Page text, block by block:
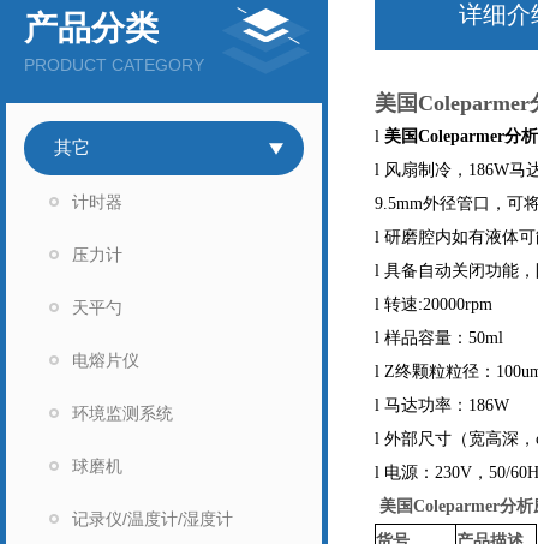
产品分类
PRODUCT CATEGORY
其它
计时器
压力计
天平勺
电熔片仪
环境监测系统
球磨机
记录仪/温度计/湿度计
详细介
美国
l 美国Coleparmer分
l 风扇制冷，186W马
9.5mm外径管口，可
l 研磨腔内如有液体
l 具备自动关闭功能
l 转速:20000rpm
l 样品容量：50ml
l Z终颗粒粒径：
l 马达功率：186W
l 外部尺寸（宽高深，
l 电源：230V，50/
美国Coleparmer分